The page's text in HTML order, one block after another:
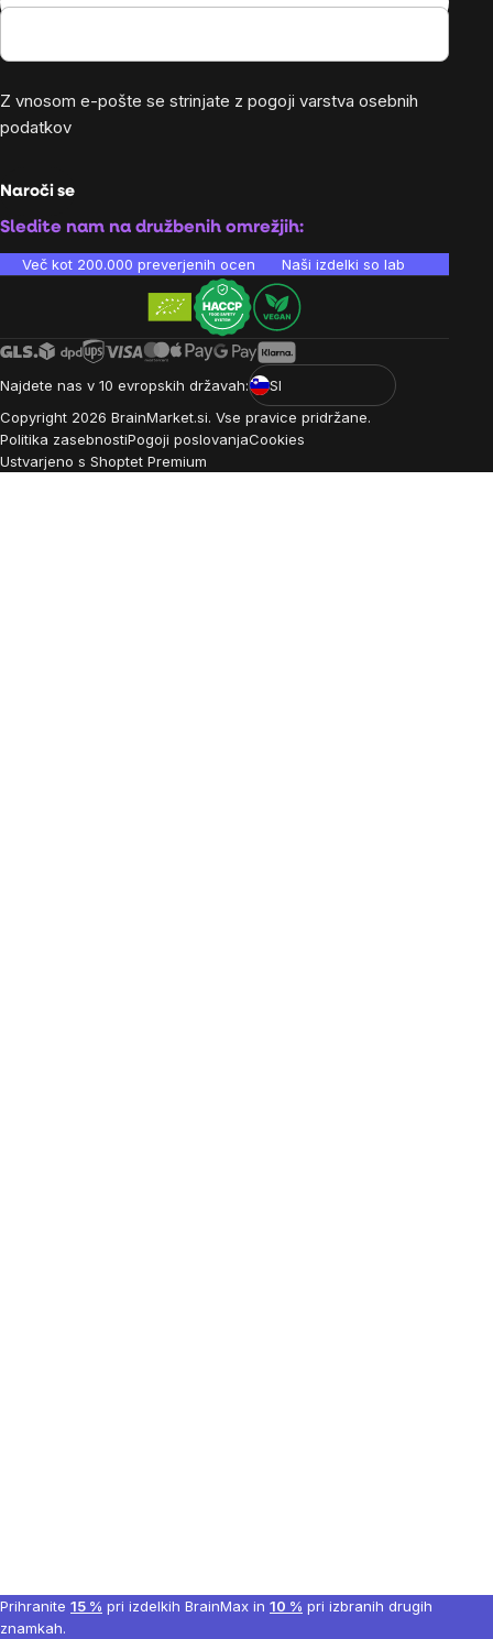
Prihranite 15 % pri izdelkih BrainMax in 10 % pri izbranih drugih
znamkah.
Z vnosom e-pošte se strinjate z pogoji varstva osebnih
podatkov
Naroči se
Sledite nam na družbenih omrežjih:
Več kot 200.000 preverjenih ocen Naši izdelki so laboratorijsko
Najdete nas v 10 evropskih državah:
SI
Copyright 2026 BrainMarket.si. Vse pravice pridržane.
Politika zasebnostiPogoji poslovanjaCookies
Ustvarjeno s Shoptet Premium